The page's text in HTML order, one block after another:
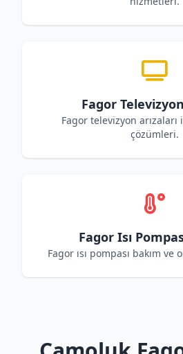
Fagor
Fagor televizyon
çözümleri.
Fagor Isı
Fagor ısı pompası bakım